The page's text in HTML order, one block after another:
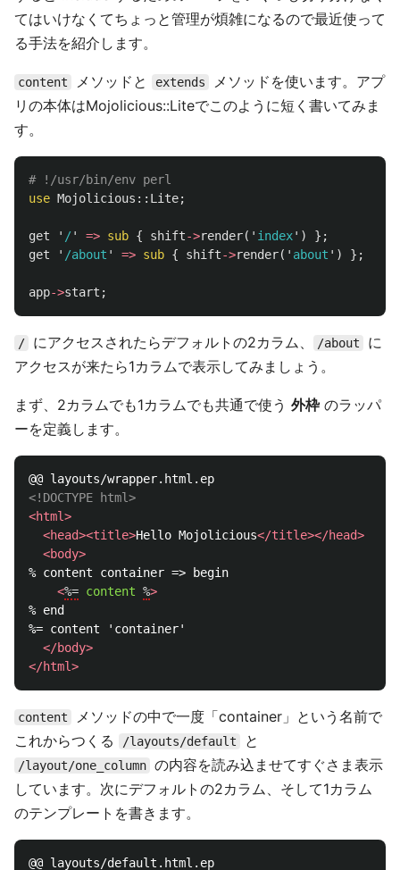
てはいけなくてちょっと管理が煩雑になるので最近使って
る手法を紹介します。
content メソッドと extends
メソッドを使います。アプ
リの本体はMojolicious::Liteでこのように短く書いてみま
す。
# !/usr/bin/env perl
use Mojolicious:: Lite;
get ' /' => sub { shift->render(' index')
};
get
' /about ' => sub { shift->render(' about ') };
app->start ;
/ にアクセスされたらデフォルトの2カラム、 /about
に
アクセスが来たら1カラムで表示してみましょう。
まず、2カラムでも1カラムでも共通で使う 外枠のラッパ
ーを定義します。
<!DOCTYPE html>
<html>
<head><title>Hello Mojolicious</title></head>
<body>
% content container => begin
<%= content %>
% end
%= content 'container'
</body>
</html>
content
メソッドの中で一度「container」という名前で
これからつくる
/layouts/default と
/layout/one_column の内容を読み込ませてすぐさま表示
しています。次にデフォルトの2カラム、そして1カラム
のテンプレートを書きます。
@@ layouts/default.html.ep